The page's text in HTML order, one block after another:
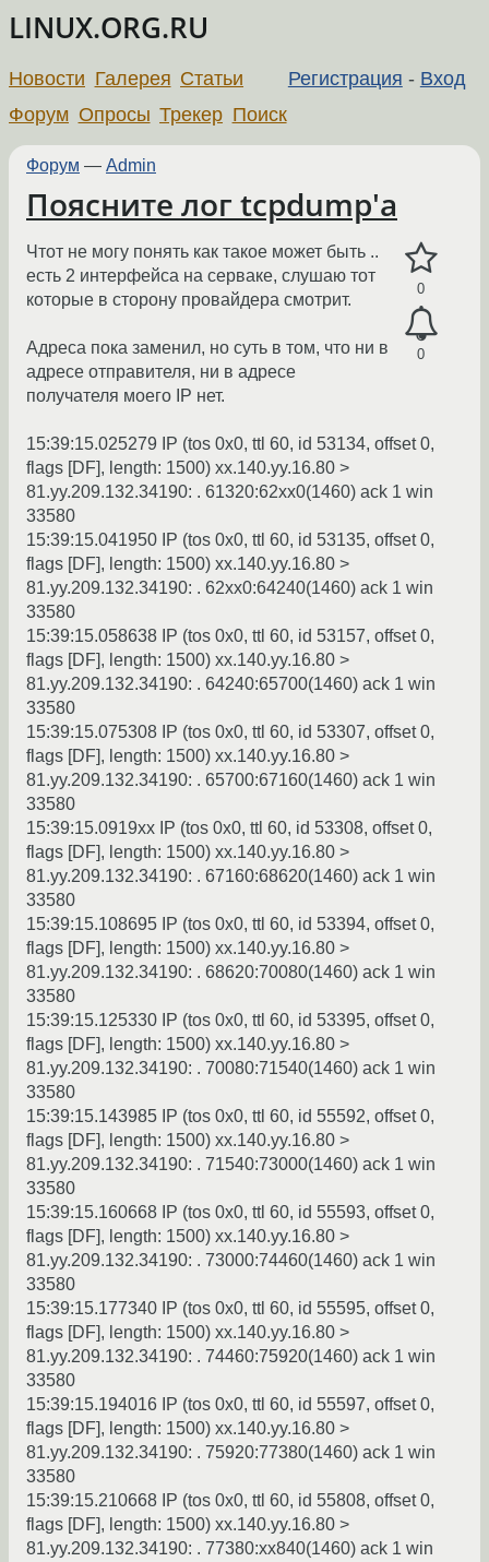
LINUX.ORG.RU
Регистрация - Вход
Новости Галерея Статьи
Форум Опросы Трекер Поиск
Форум — Admin
Поясните лог tcpdump'a
0
0
Чтот не могу понять как такое может быть ..
есть 2 интерфейса на серваке, слушаю тот
которые в сторону провайдера смотрит.
Адреса пока заменил, но суть в том, что ни в
адресе отправителя, ни в адресе
получателя моего IP нет.
15:39:15.025279 IP (tos 0x0, ttl 60, id 53134, offset 0,
flags [DF], length: 1500) xx.140.yy.16.80 >
81.yy.209.132.34190: . 61320:62xx0(1460) ack 1 win
33580
15:39:15.041950 IP (tos 0x0, ttl 60, id 53135, offset 0,
flags [DF], length: 1500) xx.140.yy.16.80 >
81.yy.209.132.34190: . 62xx0:64240(1460) ack 1 win
33580
15:39:15.058638 IP (tos 0x0, ttl 60, id 53157, offset 0,
flags [DF], length: 1500) xx.140.yy.16.80 >
81.yy.209.132.34190: . 64240:65700(1460) ack 1 win
33580
15:39:15.075308 IP (tos 0x0, ttl 60, id 53307, offset 0,
flags [DF], length: 1500) xx.140.yy.16.80 >
81.yy.209.132.34190: . 65700:67160(1460) ack 1 win
33580
15:39:15.0919xx IP (tos 0x0, ttl 60, id 53308, offset 0,
flags [DF], length: 1500) xx.140.yy.16.80 >
81.yy.209.132.34190: . 67160:68620(1460) ack 1 win
33580
15:39:15.108695 IP (tos 0x0, ttl 60, id 53394, offset 0,
flags [DF], length: 1500) xx.140.yy.16.80 >
81.yy.209.132.34190: . 68620:70080(1460) ack 1 win
33580
15:39:15.125330 IP (tos 0x0, ttl 60, id 53395, offset 0,
flags [DF], length: 1500) xx.140.yy.16.80 >
81.yy.209.132.34190: . 70080:71540(1460) ack 1 win
33580
15:39:15.143985 IP (tos 0x0, ttl 60, id 55592, offset 0,
flags [DF], length: 1500) xx.140.yy.16.80 >
81.yy.209.132.34190: . 71540:73000(1460) ack 1 win
33580
15:39:15.160668 IP (tos 0x0, ttl 60, id 55593, offset 0,
flags [DF], length: 1500) xx.140.yy.16.80 >
81.yy.209.132.34190: . 73000:74460(1460) ack 1 win
33580
15:39:15.177340 IP (tos 0x0, ttl 60, id 55595, offset 0,
flags [DF], length: 1500) xx.140.yy.16.80 >
81.yy.209.132.34190: . 74460:75920(1460) ack 1 win
33580
15:39:15.194016 IP (tos 0x0, ttl 60, id 55597, offset 0,
flags [DF], length: 1500) xx.140.yy.16.80 >
81.yy.209.132.34190: . 75920:77380(1460) ack 1 win
33580
15:39:15.210668 IP (tos 0x0, ttl 60, id 55808, offset 0,
flags [DF], length: 1500) xx.140.yy.16.80 >
81.yy.209.132.34190: . 77380:xx840(1460) ack 1 win